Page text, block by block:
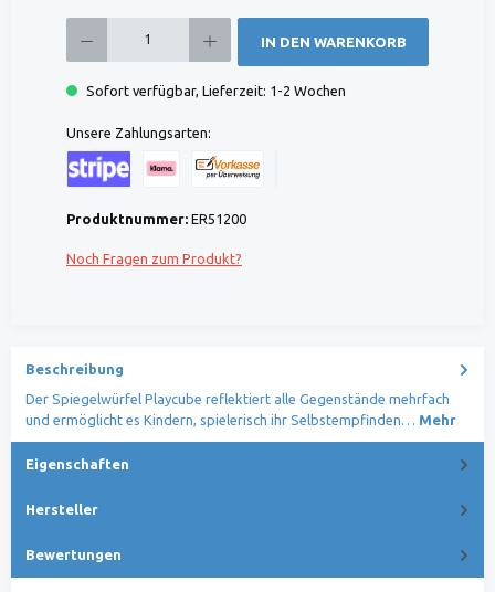
IN DEN WARENKORB
Sofort verfügbar, Lieferzeit: 1-2 Wochen
Unsere Zahlungsarten:
Produktnummer: ER51200
Noch Fragen zum Produkt?
Beschreibung
Der Spiegelwürfel Playcube reflektiert alle Gegenstände mehrfach
und ermöglicht es Kindern, spielerisch ihr Selbstempfinden… Mehr
Eigenschaften
Hersteller
Bewertungen